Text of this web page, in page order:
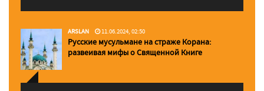
ARSLAN 11.06.2024, 02:50
Русские мусульмане на страже Корана:
pазвеивая мифы о Священной Книге